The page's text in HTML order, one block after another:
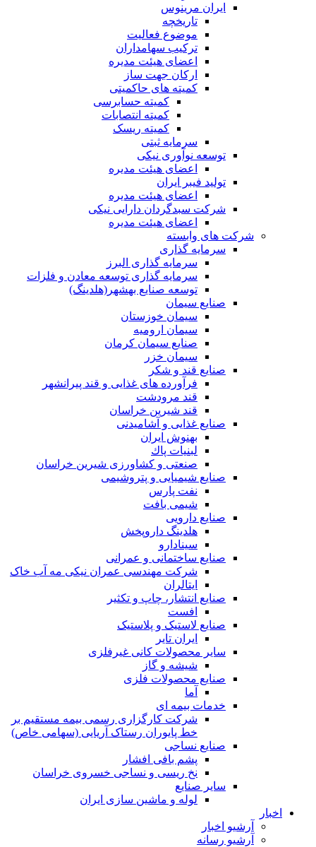
ایران مرینوس
تاریخچه
موضوع فعالیت
ترکیب سهامداران
اعضای هیئت مدیره
ارکان جهت ساز
کمیته های حاکمیتی
کمیته حسابرسی
کمیته انتصابات
کمیته ریسک
سرمایه ثبتی
توسعه نوآوری نیکی
اعضای هیئت مدیره
تولید فیبر ایران
اعضای هیئت مدیره
شرکت سبدگردان دارایی نیکی
اعضای هیئت مدیره
شرکت های وابسته
سرمایه گذاری
سرمایه گذاری البرز
سرمایه گذاری توسعه معادن و فلزات
توسعه‌ صنایع‌ بهشهر(هلدینگ)
صنایع سیمان
سیمان خوزستان
سیمان ارومیه
صنایع سیمان کرمان
سیمان خزر
صنایع قند و شکر
فرآورده های غذایی و قند پیرانشهر
قند مرودشت
قند شیرین خراسان
صنایع غذايی و آشاميدنی
بهنوش ایران
لبنيات پاك
صنعتی و کشاورزی شیرین خراسان
صنایع شیمیایی و پتروشیمی
نفت پارس
شیمی بافت
صنایع دارویی
هلدینگ داروپخش
سینادارو
صنایع ساختمانی و عمرانی
شرکت مهندسی عمران نیکی مه آب خاک
ایتالران
صنایع انتشار، چاپ و تکثير
افست
صنایع لاستیک و پلاستیک
ایران تایر
ساير محصولات كانی غيرفلزی
شیشه و گاز
صنایع محصولات فلزی
آما
خدمات بیمه ای
شرکت کارگزاری رسمی بیمه مستقیم بر
خط پایوران رستاک آریایی (سهامی خاص)
صنایع نساجی
پشم بافی افشار
نخ ریسی و نساجی خسروی خراسان
سایر صنایع
لوله و ماشین سازی ایران
اخبار
آرشیو اخبار
آرشیو رسانه